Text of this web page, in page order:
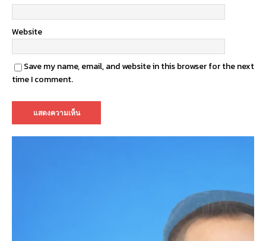
Website
Save my name, email, and website in this browser for the next
time I comment.